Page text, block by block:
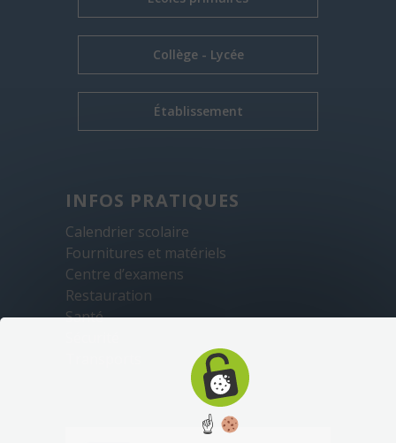
Collège - Lycée
Établissement
INFOS PRATIQUES
Calendrier scolaire
Fournitures et matériels
Centre d’examens
Restauration
Santé
☝